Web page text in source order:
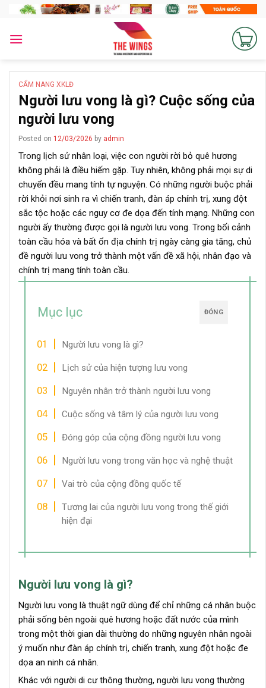
content
CẨM NANG XKLĐ
Người lưu vong là gì? Cuộc sống của
người lưu vong
Posted on 12/03/2026 by admin
Trong lịch sử nhân loại, việc con người rời bỏ quê hương
không phải là điều hiếm gặp. Tuy nhiên, không phải mọi sự di
chuyển đều mang tính tự nguyện. Có những người buộc phải
rời khỏi nơi sinh ra vì chiến tranh, đàn áp chính trị, xung đột
sắc tộc hoặc các nguy cơ đe dọa đến tính mạng. Những con
người ấy thường được gọi là người lưu vong. Trong bối cảnh
toàn cầu hóa và bất ổn địa chính trị ngày càng gia tăng, chủ
đề người lưu vong trở thành một vấn đề xã hội, nhân đạo và
chính trị mang tính toàn cầu.
ĐÓNG
Mục lục
Người lưu vong là gì?
Lịch sử của hiện tượng lưu vong
Nguyên nhân trở thành người lưu vong
Cuộc sống và tâm lý của người lưu vong
Đóng góp của cộng đồng người lưu vong
Người lưu vong trong văn học và nghệ thuật
Vai trò của cộng đồng quốc tế
Tương lai của người lưu vong trong thế giới
hiện đại
Người lưu vong là gì?
Người lưu vong là thuật ngữ dùng để chỉ những cá nhân buộc
phải sống bên ngoài quê hương hoặc đất nước của mình
trong một thời gian dài thường do những nguyên nhân ngoài
ý muốn như đàn áp chính trị, chiến tranh, xung đột hoặc đe
dọa an ninh cá nhân.
Khác với người di cư thông thường, người lưu vong thường